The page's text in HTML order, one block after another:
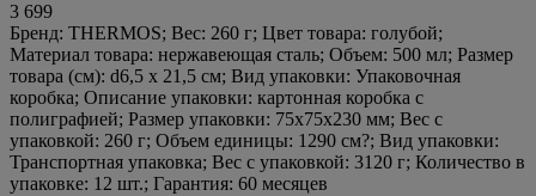
3 699
Бренд: THERMOS; Вес: 260 г; Цвет товара: голубой;
Материал товара: нержавеющая сталь; Объем: 500 мл; Размер
товара (см): d6,5 х 21,5 см; Вид упаковки: Упаковочная
коробка; Описание упаковки: картонная коробка с
полиграфией; Размер упаковки: 75x75x230 мм; Вес с
упаковкой: 260 г; Объем единицы: 1290 см?; Вид упаковки:
Транспортная упаковка; Вес с упаковкой: 3120 г; Количество в
упаковке: 12 шт.; Гарантия: 60 месяцев